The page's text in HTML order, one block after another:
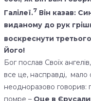
Галілеї.7 Він казав:
виданому до рук
воскреснути
Його!
Бог послав Своїх
все це, насправді, мало
неодноразово говорив:
помре – Оце в